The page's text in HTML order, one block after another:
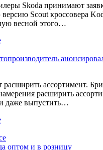
Skoda принимают
Scout кроссовера
весной этого…
расширить ассортимент.
расширить
даже выпустить…
оптом и в розницу